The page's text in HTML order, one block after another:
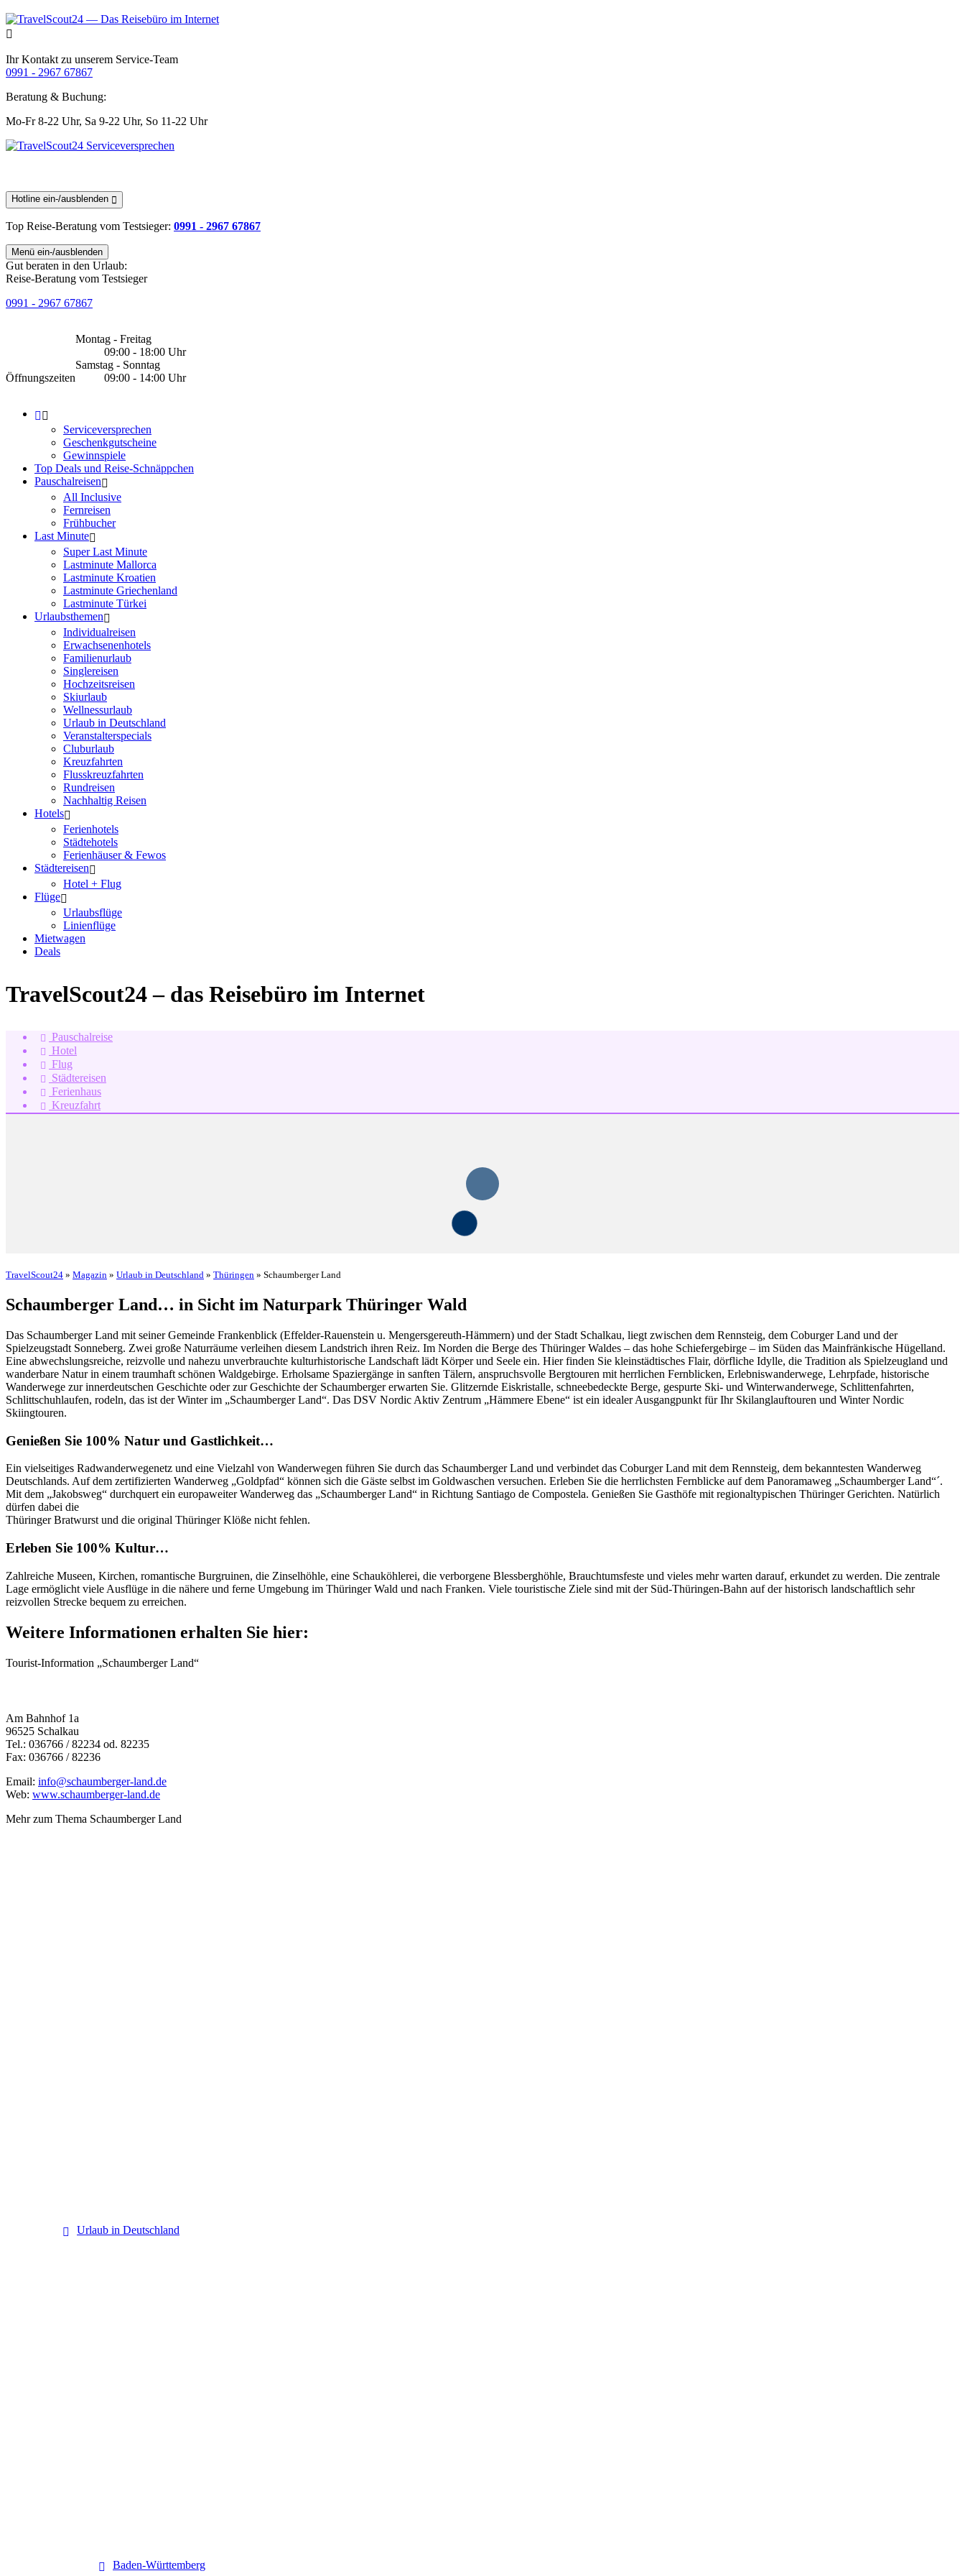
Ihr Kontakt zu unserem Service-Team
0991 - 2967 67867
Beratung & Buchung:
Mo-Fr 8-22 Uhr, Sa 9-22 Uhr, So 11-22 Uhr
Hotline ein-/ausblenden
Top Reise-Beratung vom Testsieger: 0991 - 2967 67867
Menü ein-/ausblenden
Gut beraten in den Urlaub:
Reise-Beratung vom Testsieger
0991 - 2967 67867
Öffnungszeiten
Montag - Freitag
09:00 - 18:00 Uhr
Samstag - Sonntag
09:00 - 14:00 Uhr
Serviceversprechen
Geschenkgutscheine
Gewinnspiele
Top Deals und Reise-Schnäppchen
Pauschalreisen
All Inclusive
Fernreisen
Frühbucher
Last Minute
Super Last Minute
Lastminute Mallorca
Lastminute Kroatien
Lastminute Griechenland
Lastminute Türkei
Urlaubsthemen
Individualreisen
Erwachsenenhotels
Familienurlaub
Singlereisen
Hochzeitsreisen
Skiurlaub
Wellnessurlaub
Urlaub in Deutschland
Veranstalterspecials
Cluburlaub
Kreuzfahrten
Flusskreuzfahrten
Rundreisen
Nachhaltig Reisen
Hotels
Ferienhotels
Städtehotels
Ferienhäuser & Fewos
Städtereisen
Hotel + Flug
Flüge
Urlaubsflüge
Linienflüge
Mietwagen
Deals
TravelScout24 – das Reisebüro im Internet
Pauschalreise
Hotel
Flug
Städtereisen
Ferienhaus
Kreuzfahrt
TravelScout24 » Magazin » Urlaub in Deutschland » Thüringen » Schaumberger Land
Schaumberger Land… in Sicht im Naturpark Thüringer Wald
Das Schaumberger Land mit seiner Gemeinde Frankenblick (Effelder-Rauenstein u. Mengersgereuth-Hämmern) und der Stadt Schalkau, liegt zwischen dem Rennsteig, dem Coburger Land und der
Spielzeugstadt Sonneberg. Zwei große Naturräume verleihen diesem Landstrich ihren Reiz. Im Norden die Berge des Thüringer Waldes – das hohe Schiefergebirge – im Süden das Mainfränkische Hügelland.
Eine abwechslungsreiche, reizvolle und nahezu unverbrauchte kulturhistorische Landschaft lädt Körper und Seele ein. Hier finden Sie kleinstädtisches Flair, dörfliche Idylle, die Tradition als Spielzeugland und
wanderbare Natur in einem traumhaft schönen Waldgebirge. Erholsame Spaziergänge in sanften Tälern, anspruchsvolle Bergtouren mit herrlichen Fernblicken, Erlebniswanderwege, Lehrpfade, historische
Wanderwege zur innerdeutschen Geschichte oder zur Geschichte der Schaumberger erwarten Sie. Glitzernde Eiskristalle, schneebedeckte Berge, gespurte Ski- und Winterwanderwege, Schlittenfahrten,
Schlittschuhlaufen, rodeln, das ist der Winter im „Schaumberger Land“. Das DSV Nordic Aktiv Zentrum „Hämmere Ebene“ ist ein idealer Ausgangpunkt für Ihr Skilanglauftouren und Winter Nordic
Skiingtouren.
Genießen Sie 100% Natur und Gastlichkeit…
Ein vielseitiges Radwanderwegenetz und eine Vielzahl von Wanderwegen führen Sie durch das Schaumberger Land und verbindet das Coburger Land mit dem Rennsteig, dem bekanntesten Wanderweg
Deutschlands. Auf dem zertifizierten Wanderweg „Goldpfad“ können sich die Gäste selbst im Goldwaschen versuchen. Erleben Sie die herrlichsten Fernblicke auf dem Panoramaweg „Schaumberger Land“´.
Mit dem „Jakobsweg“ durchquert ein europaweiter Wanderweg das „Schaumberger Land“ in Richtung Santiago de Compostela. Genießen Sie Gasthöfe mit regionaltypischen Thüringer Gerichten. Natürlich
dürfen dabei die
Thüringer Bratwurst und die original Thüringer Klöße nicht fehlen.
Erleben Sie 100% Kultur…
Zahlreiche Museen, Kirchen, romantische Burgruinen, die Zinselhöhle, eine Schauköhlerei, die verborgene Blessberghöhle, Brauchtumsfeste und vieles mehr warten darauf, erkundet zu werden. Die zentrale
Lage ermöglicht viele Ausflüge in die nähere und ferne Umgebung im Thüringer Wald und nach Franken. Viele touristische Ziele sind mit der Süd-Thüringen-Bahn auf der historisch landschaftlich sehr
reizvollen Strecke bequem zu erreichen.
Weitere Informationen erhalten Sie hier:
Tourist-Information „Schaumberger Land“
Am Bahnhof 1a
96525 Schalkau
Tel.: 036766 / 82234 od. 82235
Fax: 036766 / 82236
Email: info@schaumberger-land.de
Web: www.schaumberger-land.de
Mehr zum Thema Schaumberger Land
Urlaub in Deutschland
Baden-Württemberg